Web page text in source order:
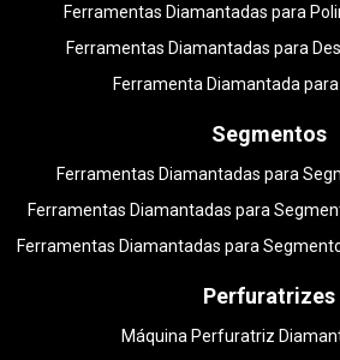
Ferramentas Diamantadas para
Ferramentas Diamantadas para
Ferramenta Diamantada para
Segmentos
Ferramentas Diamantadas para
Ferramentas Diamantadas para
Ferramentas Diamantadas para
Perfuratrizes
Máquina Perfuratriz